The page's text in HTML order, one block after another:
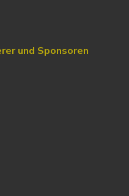
und Sponsoren